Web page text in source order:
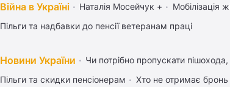
Війна в Україні Наталія Мосейчук + Мобілізація
Пільги та надбавки до пенсії ветеранам праці
Новини України Чи потрібно пропускати
Пільги та скидки пенсіонерам
Хто не отримає бронь